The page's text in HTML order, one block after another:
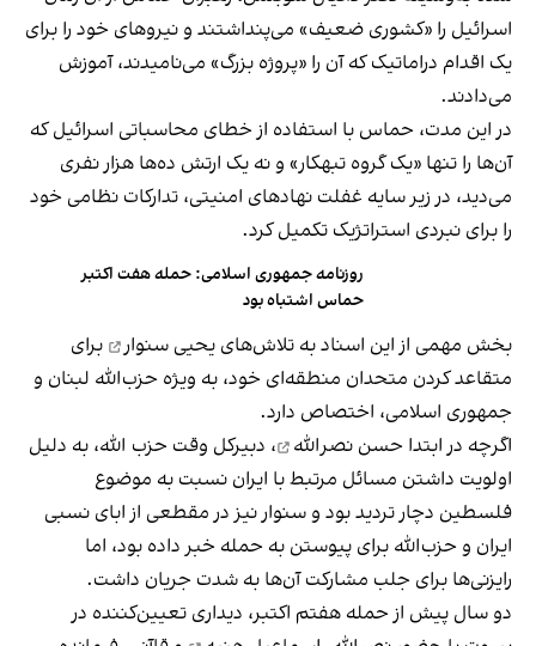
اسرائیل را «کشوری ضعیف» می‌پنداشتند و نیروهای خود را برای
یک اقدام دراماتیک که آن را «پروژه بزرگ» می‌نامیدند، آموزش
می‌دادند.
در این مدت، حماس با استفاده از خطای محاسباتی اسرائیل که
آن‌ها را تنها «یک گروه تبهکار» و نه یک ارتش ده‌ها هزار نفری
می‌دید، در زیر سایه غفلت نهادهای امنیتی، تدارکات نظامی خود
را برای نبردی استراتژیک تکمیل کرد.
روزنامه جمهوری اسلامی: حمله هفت اکتبر
حماس اشتباه بود
بخش مهمی از این اسناد به تلاش‌های یحیی سنوار
برای
متقاعد کردن متحدان منطقه‌ای خود، به ویژه حزب‌الله لبنان و
جمهوری اسلامی، اختصاص دارد.
اگرچه در ابتدا حسن نصرالله
، دبیرکل وقت حزب الله، به دلیل
اولویت داشتن مسائل مرتبط با ایران نسبت به موضوع
فلسطین دچار تردید بود و سنوار نیز در مقطعی از ابای نسبی
ایران و حزب‌الله برای پیوستن به حمله خبر داده بود، اما
رایزنی‌ها برای جلب مشارکت آن‌ها به شدت جریان داشت.
دو سال پیش از حمله هفتم اکتبر، دیداری تعیین‌کننده در